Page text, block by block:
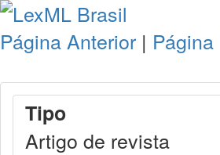
Página Anterior |
Tipo
Artigo de revista